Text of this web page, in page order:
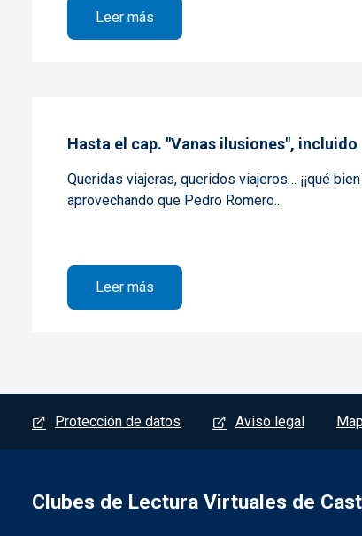
Leer más
Hasta el cap. "Vanas ilusiones", incluido
Queridas viajeras, queridos viajeros… ¡¡qué
aprovechando que Pedro Romero...
Leer más
Menú del pie
Protección de datos Aviso legal
Clubes de Lectura Virtuales de